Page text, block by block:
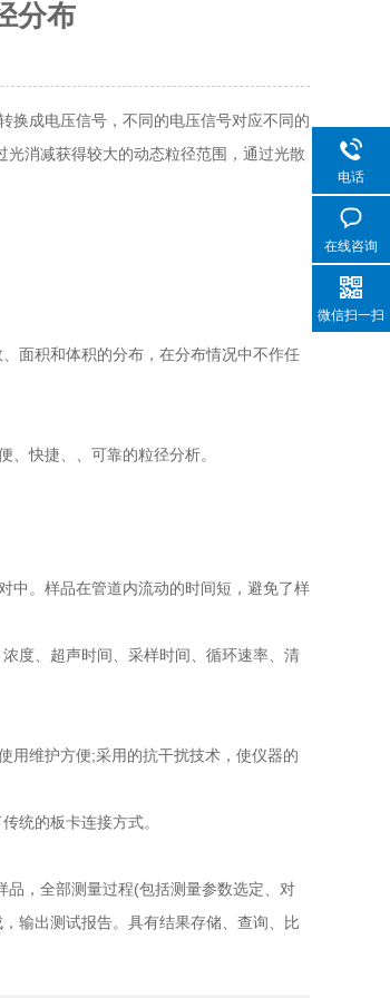
分布
换成电压信号，不同的电压信号对应不同的
消减获得较大的动态粒径范围，通过光散
面积和体积的分布，在分布情况中不作任
快捷、、可靠的粒径分析。
中。样品在管道内流动的时间短，避免了样
度、超声时间、采样时间、循环速率、清
用维护方便;采用的抗干扰技术，使仪器的
统的板卡连接方式。
品，全部测量过程(包括测量参数选定、对
输出测试报告。具有结果存储、查询、比
电话
在线咨询
微信扫一扫